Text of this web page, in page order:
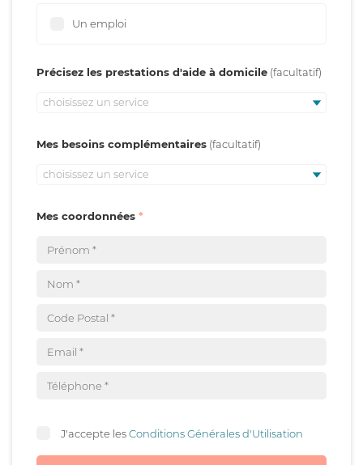
Un emploi
Précisez les prestations d'aide à domicile
choisissez un service
Mes besoins complémentaires
choisissez un service
Mes coordonnées
J'accepte lesConditions Générales d'Utilisation